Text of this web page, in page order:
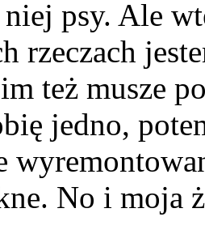
psy. Ale
rzeczach
też musze
jedno,
No i moja